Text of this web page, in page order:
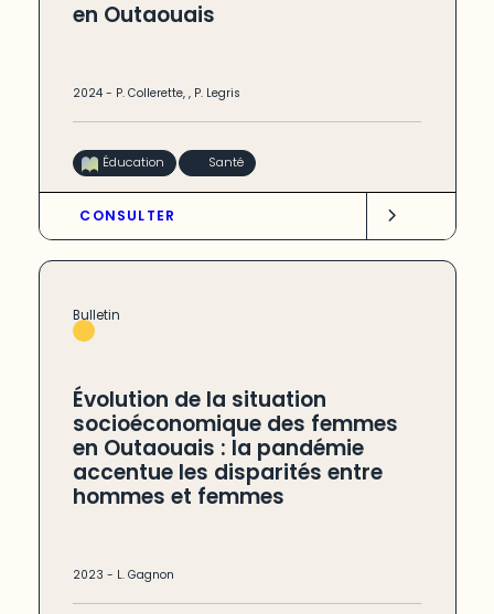
en Outaouais
2024- P. Collerette,, P. Legris
Éducation Santé
CONSULTER
Bulletin
Évolution de la situation
socioéconomique des femmes
en Outaouais : la pandémie
accentue les disparités entre
hommes et femmes
2023- L. Gagnon